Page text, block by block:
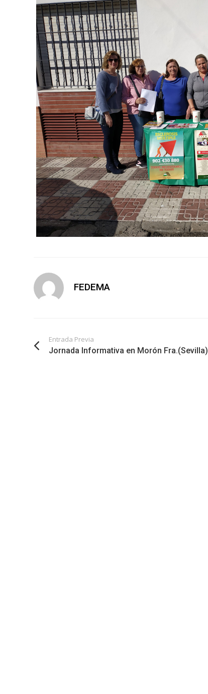
FEDEMA
Entrada Previa
Jornada Informativa en Morón Fra.(Sevilla)